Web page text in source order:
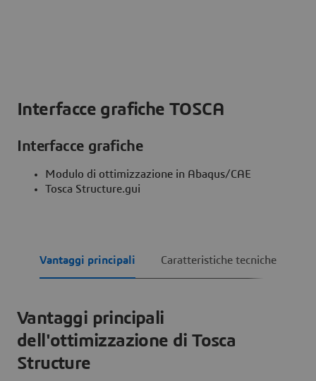
Interfacce grafiche TOSCA
Interfacce grafiche
Modulo di ottimizzazione in Abaqus/CAE
Tosca Structure.gui
Vantaggi principali Caratteristiche tecniche
Vantaggi principali
dell'ottimizzazione di Tosca
Structure